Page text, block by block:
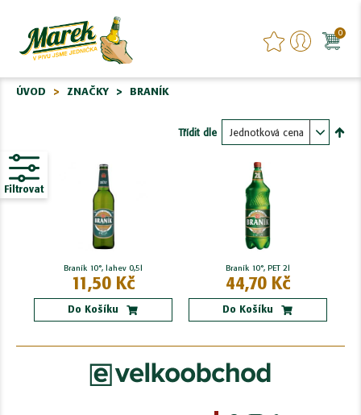
0
ÚVOD ZNAČKY BRANÍK
Třídit dle
Braník 10°, lahev 0,5l
11,50 Kč
Do Košíku
Braník 10°, PET 2l
44,70 Kč
Do Košíku
Filtrovat